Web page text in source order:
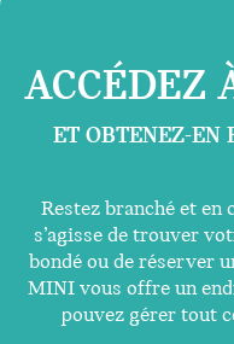
ACCÉDEZ
ET OBTENEZ-EN
Restez branché et en
s’agisse de trouver
bondé ou de réserver
MINI vous offre un
pouvez gérer tout